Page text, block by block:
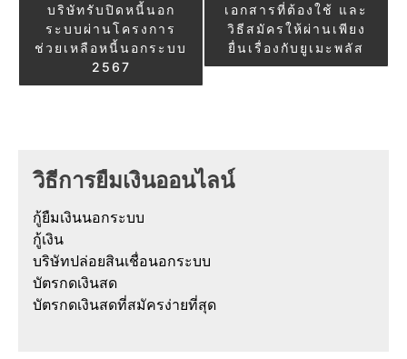
navigation
บริษัทรับปิดหนี้นอก
ระบบผ่านโครงการ
ช่วยเหลือหนี้นอกระบบ
2567
เอกสารที่ต้องใช้ และ
วิธีสมัครให้ผ่านเพียง
ยื่นเรื่องกับยูเมะพลัส
วิธีการยืมเงินออนไลน์
กู้ยืมเงินนอกระบบ
กู้เงิน
บริษัทปล่อยสินเชื่อนอกระบบ
บัตรกดเงินสด
บัตรกดเงินสดที่สมัครง่ายที่สุด